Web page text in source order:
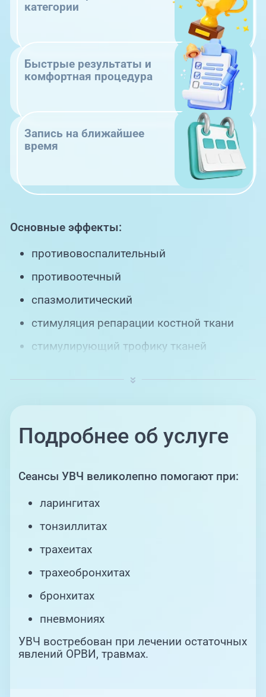
категории
Быстрые результаты и
комфортная процедура
Запись на ближайшее
время
Основные эффекты:
противовоспалительный
противоотечный
спазмолитический
стимуляция репарации костной ткани
стимулирующий трофику тканей
Э.п.УВЧ – электромагнитное поле
Подробнее об услуге
Сеансы УВЧ великолепно помогают при:
ларингитах
тонзиллитах
трахеитах
трахеобронхитах
бронхитах
пневмониях
УВЧ востребован при лечении остаточных
явлений ОРВИ, травмах.